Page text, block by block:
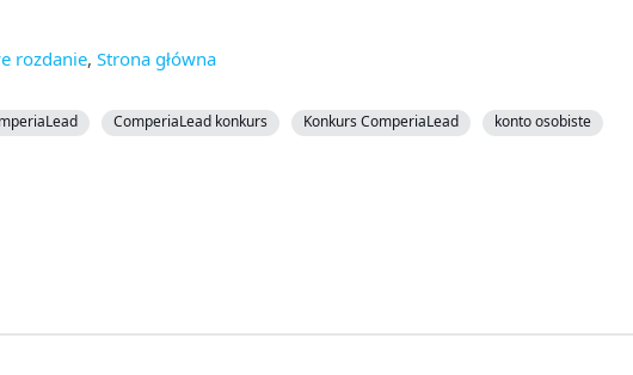
rozdanie, Strona główna
ComperiaLead konkurs Konkurs ComperiaLead
konto osobiste